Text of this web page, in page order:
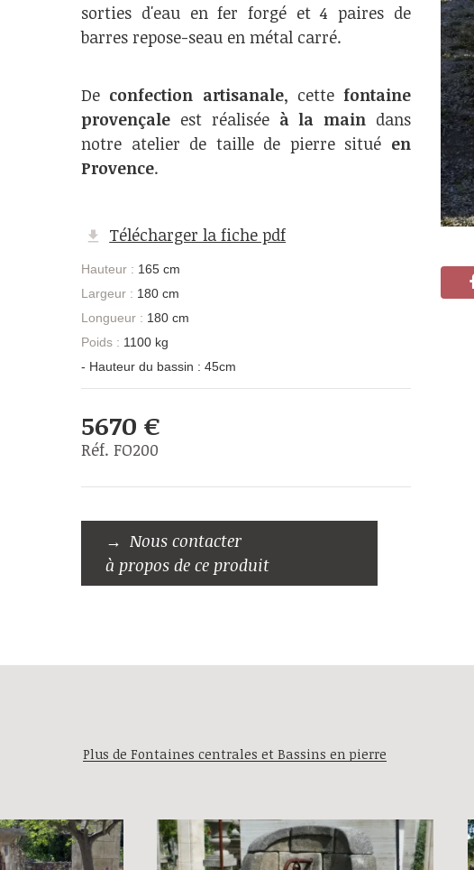
sorties d'eau en fer forgé et 4 paires de
barres repose-seau en métal carré.
De confection artisanale, cette fontaine
provençale est réalisée à la main dans
notre atelier de taille de pierre situé en
Provence.
Télécharger la fiche pdf
Hauteur : 165 cm
Largeur : 180 cm
Longueur : 180 cm
Poids : 1100 kg
- Hauteur du bassin : 45cm
5670 €
Réf. FO200
Nous contacter
à propos de ce produit
Plus de Fontaines centrales et Bassins en pierre